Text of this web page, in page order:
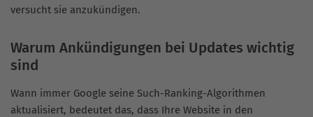
versucht sie anzukündigen.
Warum Ankündigungen bei Updates wichtig
sind
Wann immer Google seine Such-Ranking-Algorithmen
aktualisiert, bedeutet das, dass Ihre Website in den